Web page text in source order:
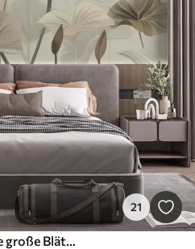
21
Fototapeten Wunderschöne große Blätter in zarter Farbe